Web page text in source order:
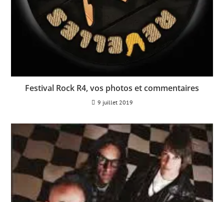
Festival Rock R4, vos photos et commentaires
9 juillet 2019